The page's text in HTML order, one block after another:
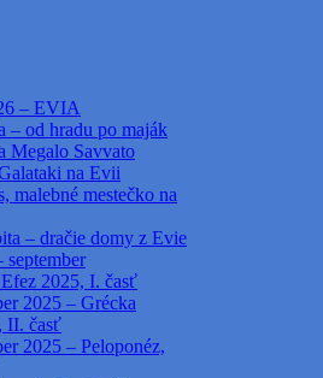
– EVIA
– od hradu po maják
Megalo Savvato
na Evii
malebné mestečko na
– dračie domy z Evie
september
2025, I. časť
2025 – Grécka
II. časť
2025 – Peloponéz,